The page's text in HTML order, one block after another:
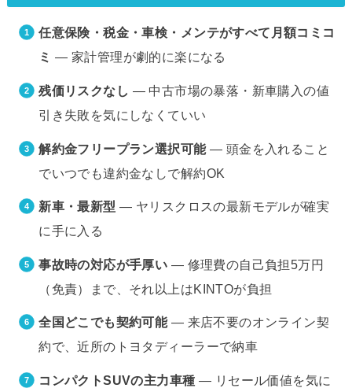
任意保険・税金・車検・メンテがすべて月額コミコ
ミ — 家計管理が劇的に楽になる
残価リスクなし — 中古市場の暴落・新車購入の値
引き失敗を気にしなくていい
解約金フリープラン選択可能— 頭金を入れること
でいつでも違約金なしで解約OK
新車・最新型 — ヤリスクロスの最新モデルが確実
に手に入る
事故時の対応が手厚い — 修理費の自己負担5万円
（免責）まで、それ以上はKINTOが負担
全国どこでも契約可能— 来店不要のオンライン契
約で、近所のトヨタディーラーで納車
コンパクトSUVの主力車種 — リセール価値を気に